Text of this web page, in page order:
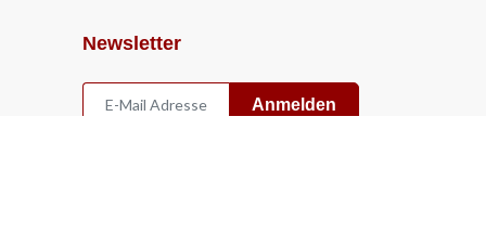
Newsletter
Anmelden